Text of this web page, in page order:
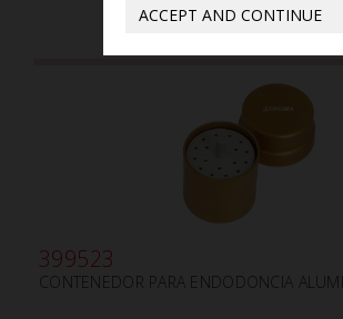
399523
CONTENEDOR PARA ENDODONCIA
ACCEPT AND CONTINUE